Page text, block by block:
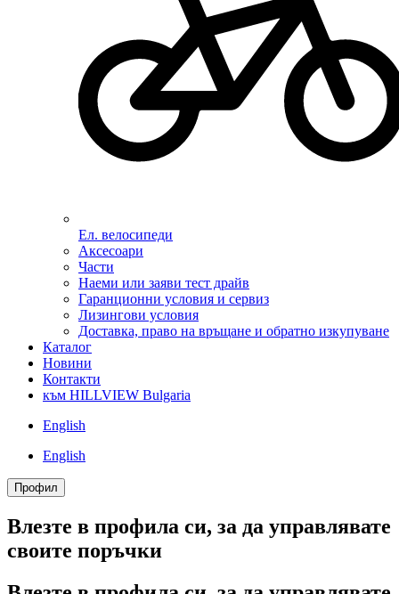
Ел. велосипеди
Аксесоари
Части
Наеми или заяви тест драйв
Гаранционни условия и сервиз
Лизингови условия
Доставка, право на връщане и обратно изкупуване
Каталог
Новини
Контакти
към HILLVIEW Bulgaria
English
English
Профил
Влезте в профила си, за да управлявате
своитe поръчки